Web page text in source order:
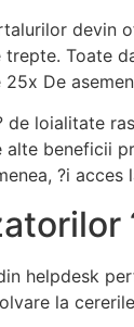
devin
Toate
De
de loialitate
beneficii
?i acces
helpdesk
la